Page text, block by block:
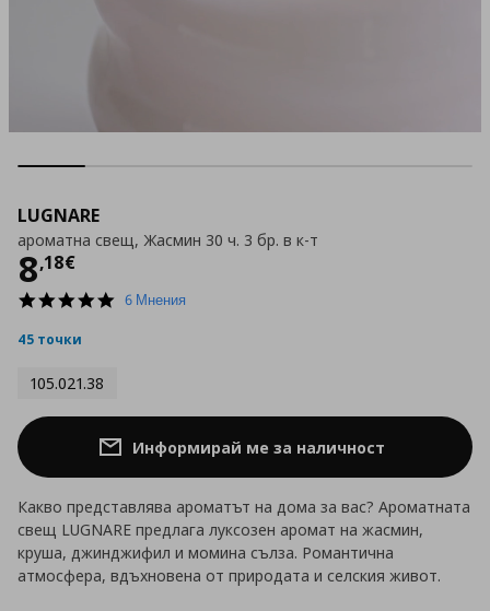
LUGNARE
ароматна свещ, Жасмин 30 ч. 3 бр. в к-т
8,18€
Цена
5.0
6 Мнения
45 точки
105.021.38
Информирай ме за наличност
Какво представлява ароматът на дома за вас? Ароматната
свещ LUGNARE предлага луксозен аромат на жасмин,
круша, джинджифил и момина сълза. Романтична
атмосфера, вдъхновена от природата и селския живот.